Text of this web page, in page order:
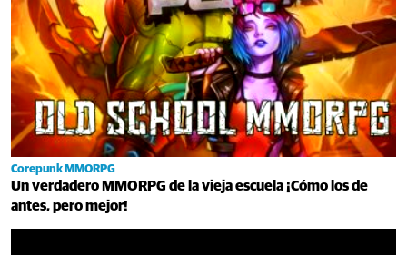
Corepunk MMORPG
Un verdadero MMORPG de la vieja escuela ¡Cómo los de
antes, pero mejor!